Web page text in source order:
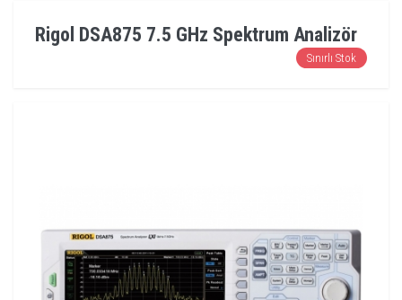
Rigol DSA875 7.5 GHz Spektrum Analizör
Sınırlı Stok